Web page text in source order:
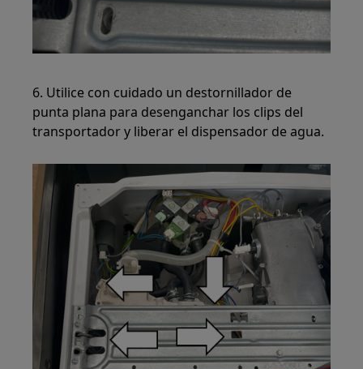
6. Utilice con cuidado un destornillador de
punta plana para desenganchar los clips del
transportador y liberar el dispensador de agua.